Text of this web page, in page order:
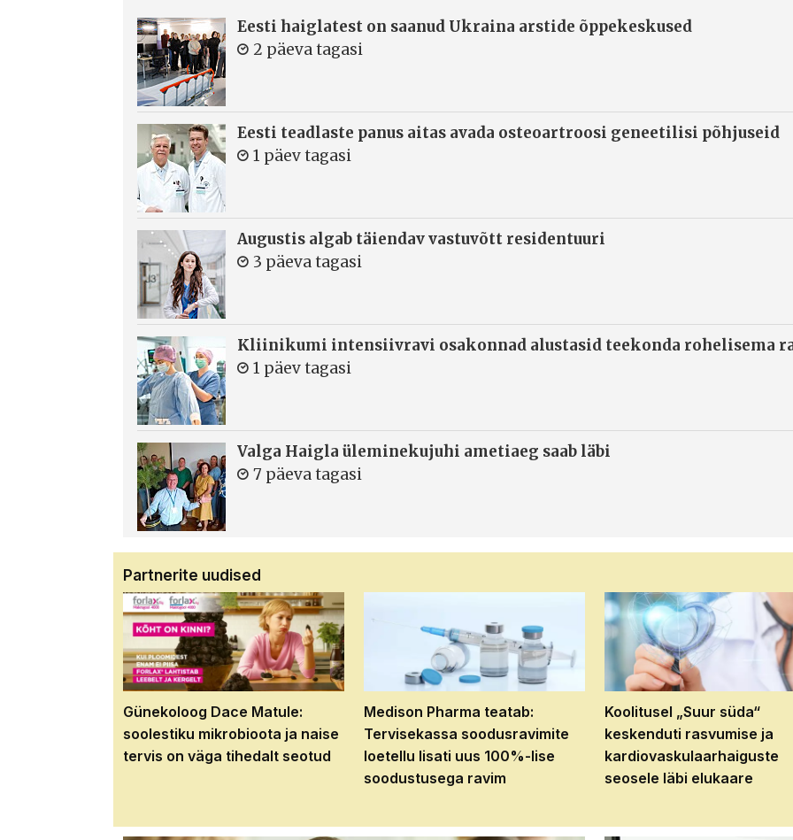
Eesti haiglatest on saanud Ukraina arstide õppekeskused
2 päeva tagasi
Eesti teadlaste panus aitas avada osteoartroosi geneetilisi põhjuseid
1 päev tagasi
Augustis algab täiendav vastuvõtt residentuuri
3 päeva tagasi
Kliinikumi intensiivravi osakonnad alustasid teekonda rohelisema
1 päev tagasi
Valga Haigla üleminekujuhi ametiaeg saab läbi
7 päeva tagasi
Partnerite uudised
Günekoloog Dace Matule:
soolestiku mikrobioota ja naise
tervis on väga tihedalt seotud
Medison Pharma teatab:
Tervisekassa soodusravimite
loetellu lisati uus 100%-lise
soodustusega ravim
Koolitusel „Suur süda“
keskenduti rasvumise ja
kardiovaskulaarhaiguste
seosele läbi elukaare